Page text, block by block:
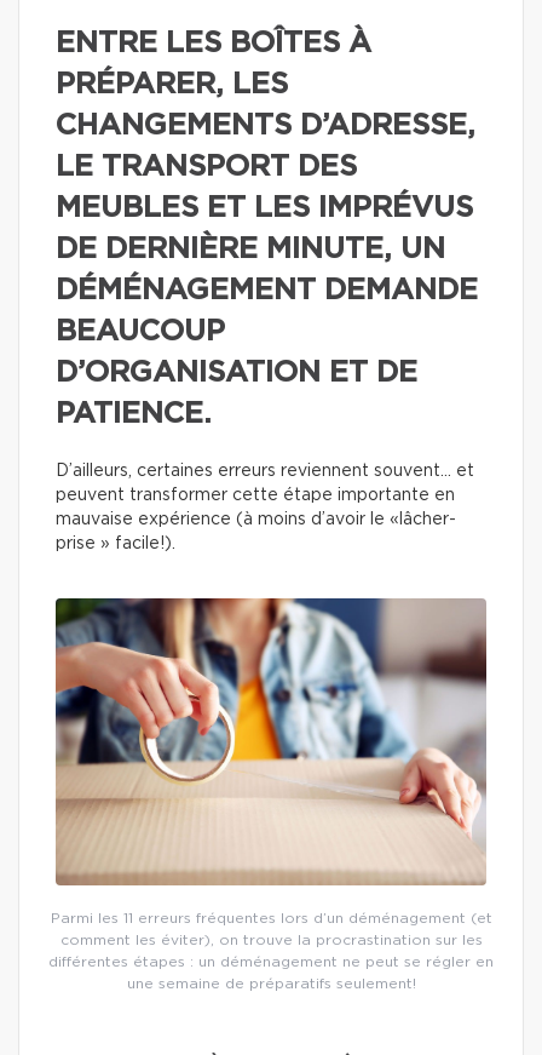
ENTRE LES BOÎTES À
PRÉPARER, LES
CHANGEMENTS D’ADRESSE,
LE TRANSPORT DES
MEUBLES ET LES IMPRÉVUS
DE DERNIÈRE MINUTE, UN
DÉMÉNAGEMENT DEMANDE
BEAUCOUP
D’ORGANISATION ET DE
PATIENCE.
D’ailleurs, certaines erreurs reviennent souvent… et
peuvent transformer cette étape importante en
mauvaise expérience (à moins d’avoir le «lâcher-
prise » facile!).
Parmi les 11 erreurs fréquentes lors d’un déménagement (et
comment les éviter), on trouve la procrastination sur les
différentes étapes : un déménagement ne peut se régler en
une semaine de préparatifs seulement!